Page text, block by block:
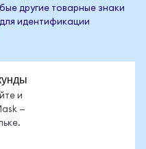
другие товарные знаки
идентификации
и
—